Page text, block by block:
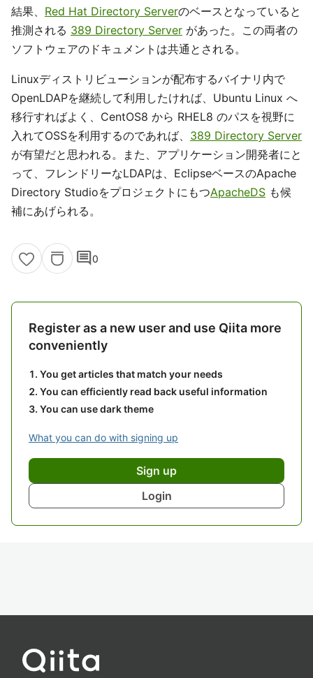
結果、 Red Hat Directory Serverのベースとなっていると
推測される 389 Directory Server があった。この両者の
ソフトウェアのドキュメントは共通とされる。
Linuxディストリビューションが配布するバイナリ内で
OpenLDAPを継続して利用したければ、Ubuntu Linux へ
移行すればよく、CentOS8 から RHEL8 のパスを視野に
入れてOSSを利用するのであれば、 389 Directory Server
が有望だと思われる。また、アプリケーション開発者にと
って、フレンドリーなLDAPは、EclipseベースのApache
Directory StudioをプロジェクトにもつApacheDS も候
補にあげられる。
comment0
Register as a new user and use Qiita more
conveniently
You get articles that match your needs
You can efficiently read back useful information
You can use dark theme
What you can do with signing up
Sign up
Login